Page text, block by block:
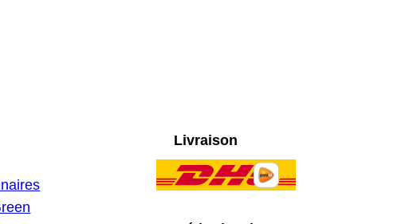
Livraison